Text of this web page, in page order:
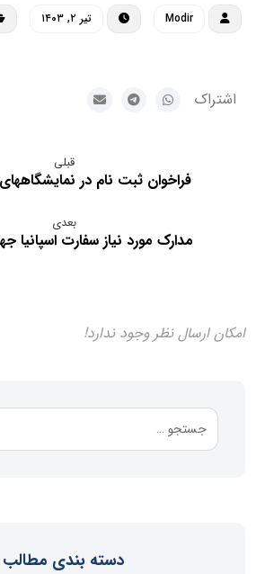
Modir تیر ۲, ۱۴۰۳
قبلی
فراخوان ثبت نام در نمایشگاههای
بعدی
مدارک مورد نیاز سفارت اسپانیا
امکان ارسال نظر وجود ندارد!
دسته بندی مطالب